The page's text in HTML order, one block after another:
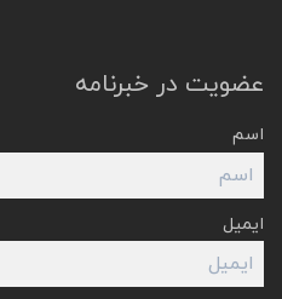
عضویت در خبرنامه
اسم
ایمیل